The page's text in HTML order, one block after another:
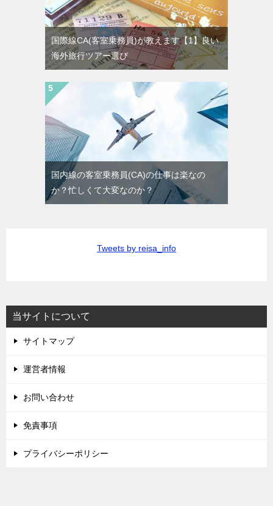
国際線CA(客室乗務員)が教えます【1】良い
海外旅行ツアー選び
国内線の客室乗務員(CA)の仕事は楽なの
か？忙しくて大変なのか？
Tweets by reisa_info
当サイトについて
サイトマップ
運営者情報
お問い合わせ
免責事項
プライバシーポリシー